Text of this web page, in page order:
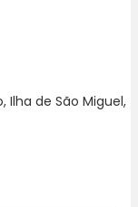
Ilha de São Miguel,